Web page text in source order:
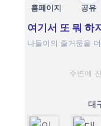
홈페이지 공유
여기서 또 뭐 하
나들이의 즐거움을
주변에
대